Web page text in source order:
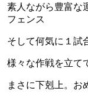
素人ながら豊富な
フェンス
そして何気に１試
様々な作戦を立て
まさに下剋上。お